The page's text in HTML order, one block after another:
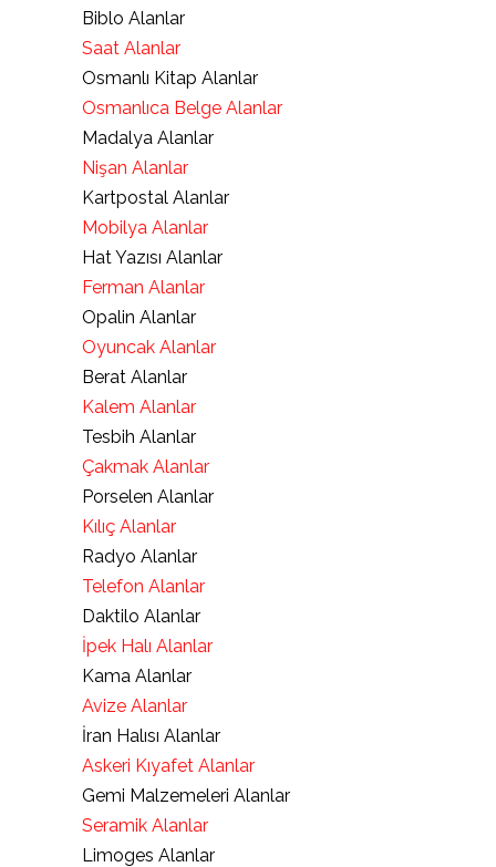
Biblo Alanlar
Saat Alanlar
Osmanlı Kitap Alanlar
Osmanlıca Belge Alanlar
Madalya Alanlar
Nişan Alanlar
Kartpostal Alanlar
Mobilya Alanlar
Hat Yazısı Alanlar
Ferman Alanlar
Opalin Alanlar
Oyuncak Alanlar
Berat Alanlar
Kalem Alanlar
Tesbih Alanlar
Çakmak Alanlar
Porselen Alanlar
Kılıç Alanlar
Radyo Alanlar
Telefon Alanlar
Daktilo Alanlar
İpek Halı Alanlar
Kama Alanlar
Avize Alanlar
İran Halısı Alanlar
Askeri Kıyafet Alanlar
Gemi Malzemeleri Alanlar
Seramik Alanlar
Limoges Alanlar